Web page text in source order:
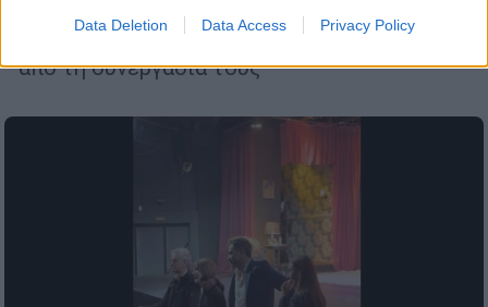
Data Deletion Data Access Privacy Policy
Οι δύο ηθοποιοί είχαν αναπτύξει μία
σπουδαία φιλία τα τελευταία χρόνια μέσα
από τη συνεργασία τους